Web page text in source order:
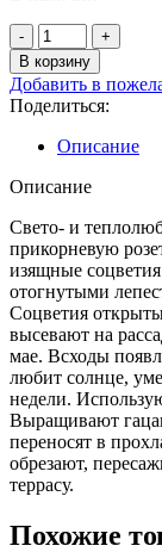
Количество
товара
Гацания
Триада,
смесь,
0,05г,
Гавриш,
Цветочная
В корзину
Добавить в
Поделиться:
Описание
Описание
Свето- и
прикорневую
изящные
отогнутыми
Соцветия
высевают на
мае. Всходы
любит солнце,
недели.
Выращивают
переносят в
обрезают,
террасу.
Похожие